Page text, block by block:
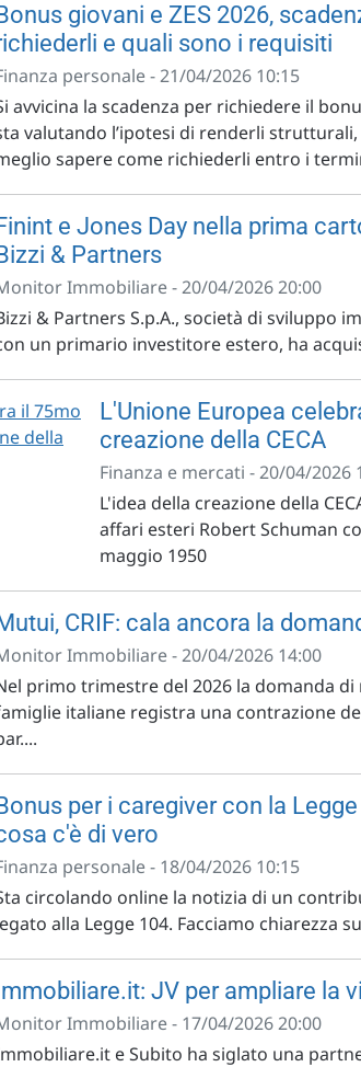
giovani e ZES 2026,
e quali sono i requisiti
personale - 21/04/2026 10:15
avvicina la scadenza per richiedere il
valutando l’ipotesi di renderli
sapere come richiederli entro i
e Jones Day nella prima
& Partners
Immobiliare - 20/04/2026 20:00
& Partners S.p.A., società di sviluppo
un primario investitore estero, ha
L'Unione Europea
creazione della CECA
Finanza e mercati - 20/04/2026
L'idea della creazione della
affari esteri Robert Schuman
maggio 1950
CRIF: cala ancora la
Immobiliare - 20/04/2026 14:00
primo trimestre del 2026 la domanda
italiane registra una contrazione
per i caregiver con la
c'è di vero
personale - 18/04/2026 10:15
circolando online la notizia di un
alla Legge 104. Facciamo chiarezza
JV per ampliare la
Immobiliare - 17/04/2026 20:00
e Subito ha siglato una